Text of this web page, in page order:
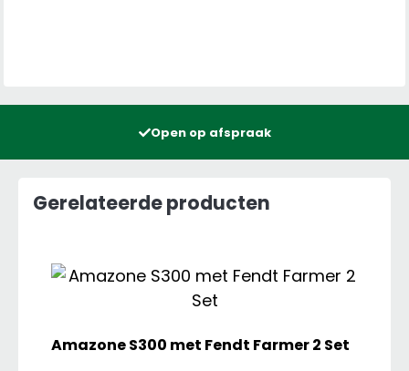
Open op afspraak
Gerelateerde producten
Amazone S300 met Fendt Farmer 2 Set